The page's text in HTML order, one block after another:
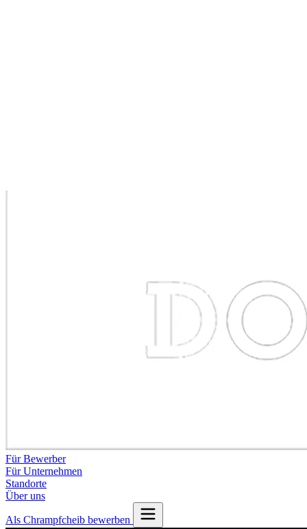
Für Bewerber
Für Unternehmen
Standorte
Über uns
Als Chrampfcheib bewerben